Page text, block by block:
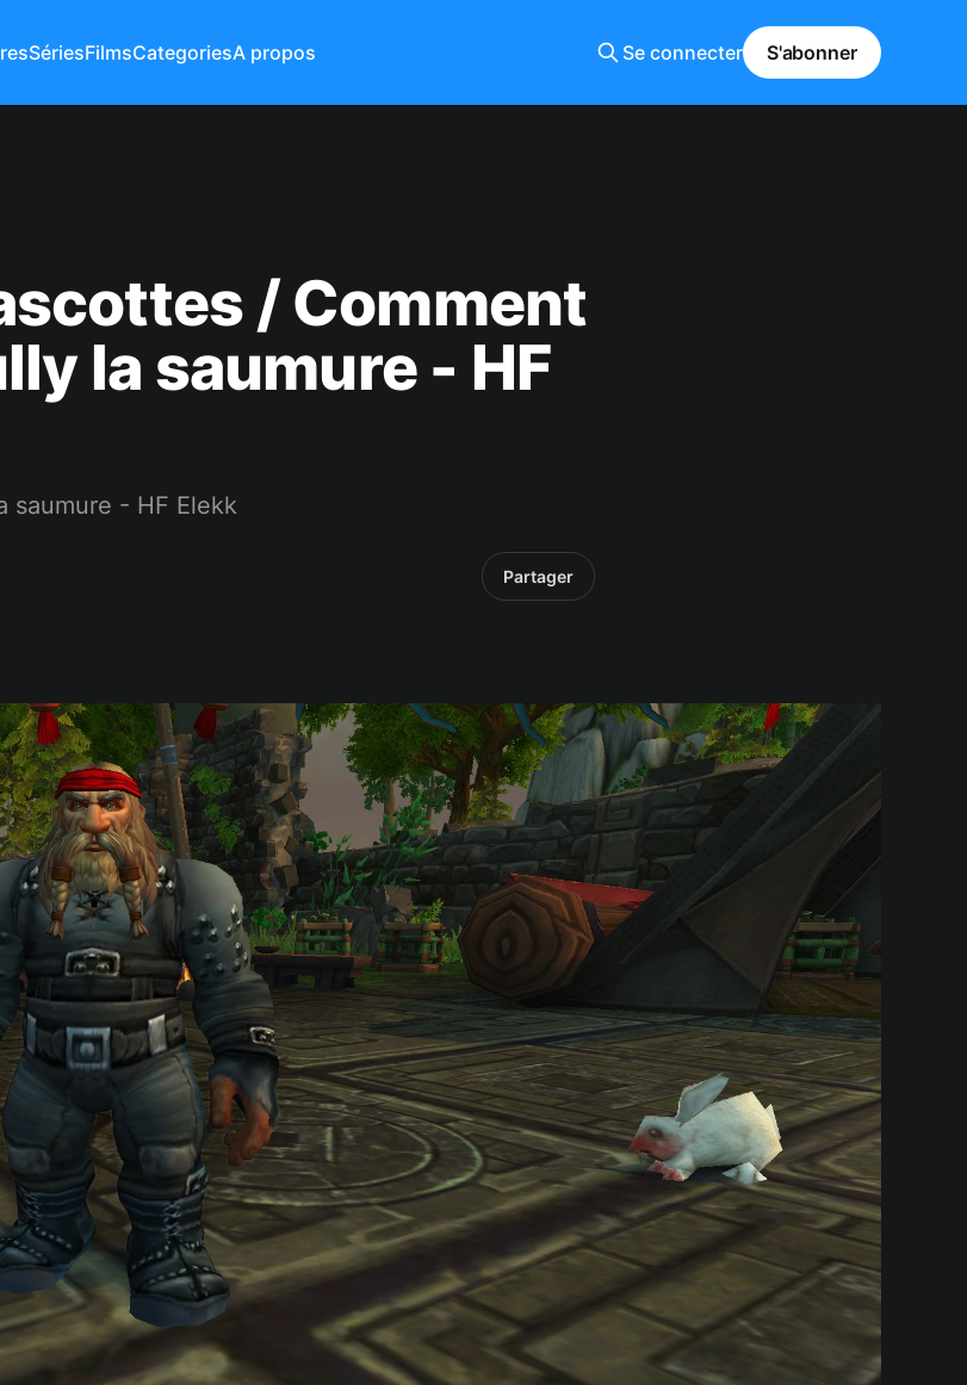
SériesFilmsCategoriesA propos Se connecter S'abonner
/ Comment
la saumure - HF
saumure - HF Elekk
Partager